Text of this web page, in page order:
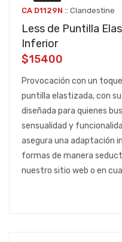
CA D1129N :: Clandestine
Less de Puntilla
Inferior
$15400
Provocación con un
puntilla elastizada, con
diseñada para quienes
sensualidad y
asegura una adaptación
formas de manera
nuestro sitio web o en